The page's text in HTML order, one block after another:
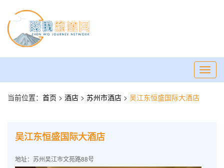
当前位置： 首页 > 酒店 > 苏州市酒店 > 吴江东恒盛国际大酒店
吴江东恒盛国际大酒店
地址：苏州吴江市文苑路88号